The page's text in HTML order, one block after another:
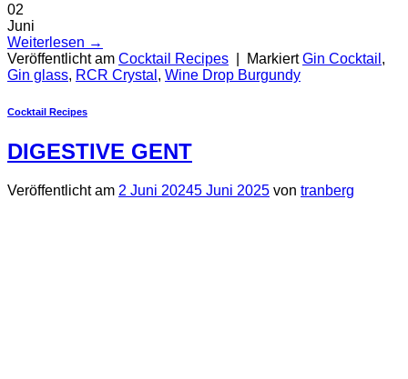
02
Juni
Weiterlesen →
Veröffentlicht am Cocktail Recipes MarkiertGin Cocktail ,
Gin glass, RCR Crystal , Wine Drop Burgundy
Cocktail Recipes
DIGESTIVE GENT
Veröffentlicht am 2 Juni 20245 Juni 2025 von tranberg